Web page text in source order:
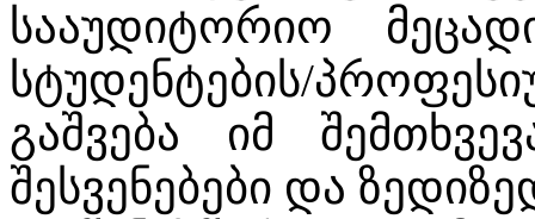
სააუდიტორიო
სტუდენტების/
გაშვება იმ
შესვენებები და